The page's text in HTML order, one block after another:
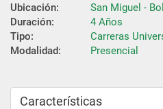
Ubicación:
San Miguel -
Duración:
4 Años
Tipo:
Carreras
Modalidad:
Presencial
Características